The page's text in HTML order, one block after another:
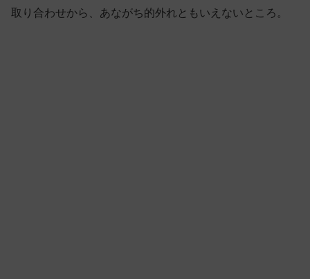
取り合わせから、あながち的外れともいえないところ。